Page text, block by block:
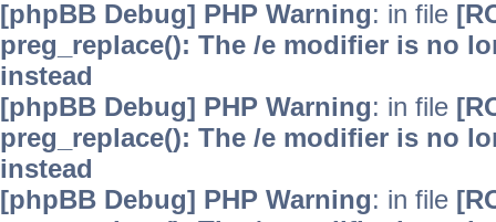
[phpBB Debug] PHP Warning: in file
preg_replace(): The /e modifier is no
instead
[phpBB Debug] PHP Warning: in file
preg_replace(): The /e modifier is no
instead
[phpBB Debug] PHP Warning: in file